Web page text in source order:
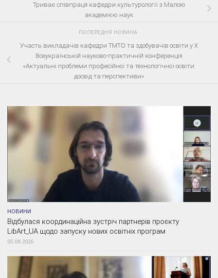
Триває співпраця кафедри культурології з Малою
академією наук
ПОПЕРЕДНЯ НОВИНА
Участь викладачів кафедри ТМТО та здобувачів освіти у Х
Всеукраїнській науково-практичній конференція
«Актуальні проблеми професійної та технологічної освіти:
досвід та перспективи»
НОВИНИ
Відбулася координаційна зустріч партнерів проєкту
LibArt_UA щодо запуску нових освітніх програм
05.08.2026